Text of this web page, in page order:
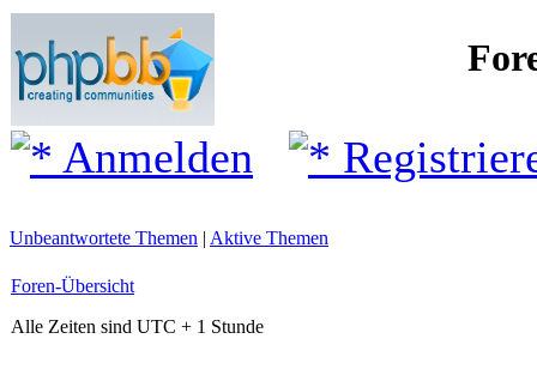
Anmelden
Unbeantwortete Themen | Aktive Themen
Foren-Übersicht
Alle Zeiten sind UTC + 1 Stunde